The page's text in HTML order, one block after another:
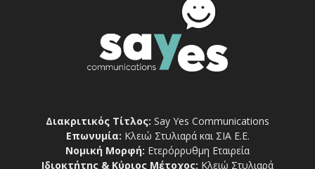
Διακριτικός Τίτλος: Say Yes Communications
Επωνυμία: Κλειώ Στυλιαρά και ΣΙΑ Ε.Ε.
Νομική Μορφή: Ετερόρρυθμη Εταιρεία
Ιδιοκτήτης & Κύριος Μέτοχος: Κλειώ Στυλιαρά